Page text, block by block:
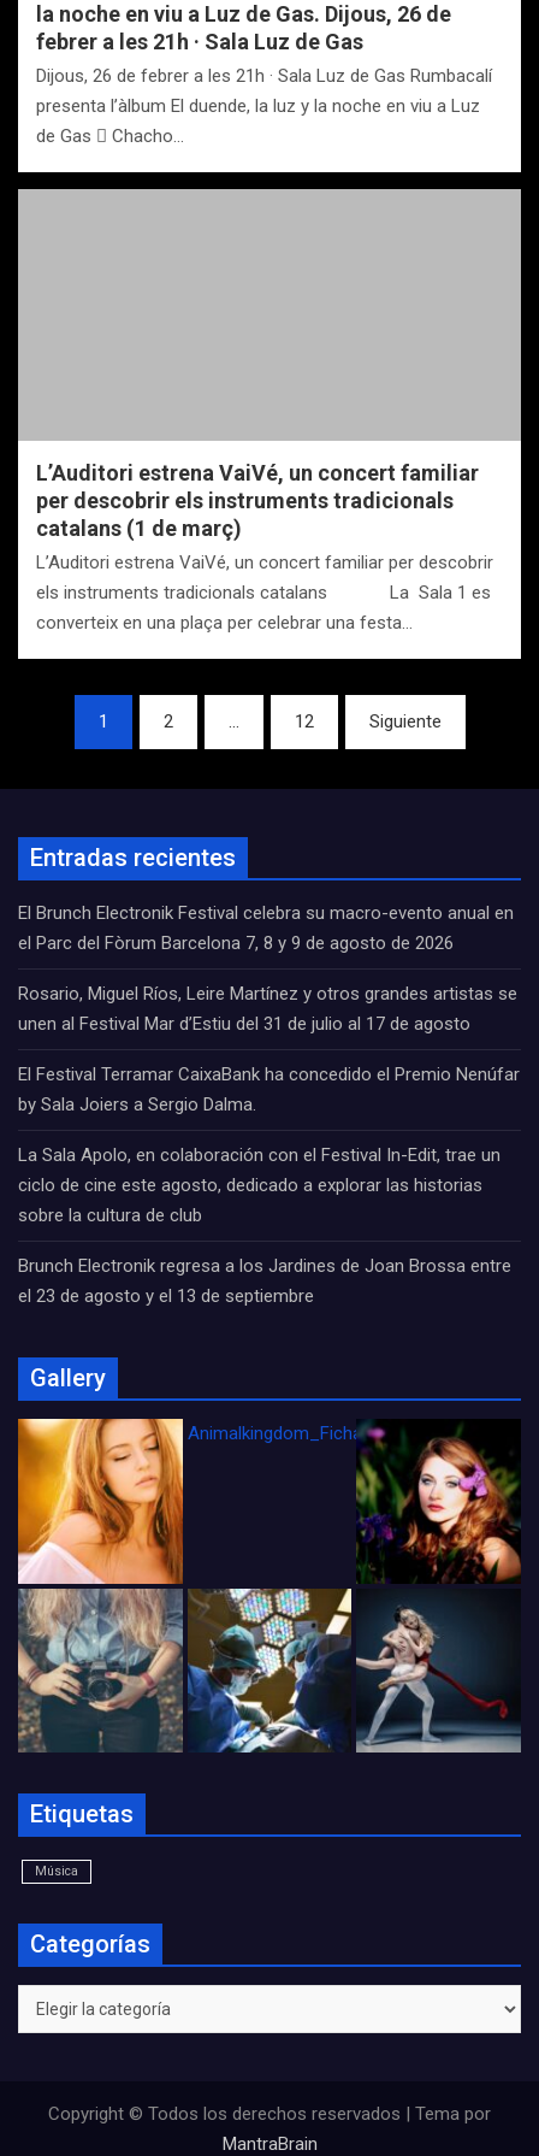
la noche en viu a Luz de Gas. Dijous, 26 de
febrer a les 21h · Sala Luz de Gas
Dijous, 26 de febrer a les 21h · Sala Luz de Gas Rumbacalí
presenta l’àlbum El duende, la luz y la noche en viu a Luz
de Gas  Chacho…
L’Auditori estrena VaiVé, un concert familiar
per descobrir els instruments tradicionals
catalans (1 de març)
L’Auditori estrena VaiVé, un concert familiar per descobrir
els instruments tradicionals catalans La Sala 1 es
converteix en una plaça per celebrar una festa…
Navegación
entradas
1 2 … 12 Siguiente
Entradas recientes
El Brunch Electronik Festival celebra su macro-evento anual en
el Parc del Fòrum Barcelona 7, 8 y 9 de agosto de 2026
Rosario, Miguel Ríos, Leire Martínez y otros grandes artistas se
unen al Festival Mar d’Estiu del 31 de julio al 17 de agosto
El Festival Terramar CaixaBank ha concedido el Premio Nenúfar
by Sala Joiers a Sergio Dalma.
La Sala Apolo, en colaboración con el Festival In-Edit, trae un
ciclo de cine este agosto, dedicado a explorar las historias
sobre la cultura de club
Brunch Electronik regresa a los Jardines de Joan Brossa entre
el 23 de agosto y el 13 de septiembre
Gallery
Animalkingdom_FichaCine
Etiquetas
Música
Categorías
Categorías
Copyright © Todos los derechos reservados | Tema por
MantraBrain